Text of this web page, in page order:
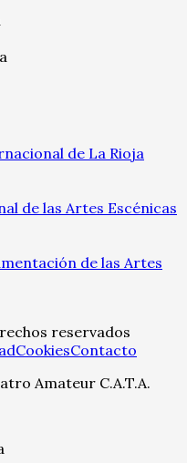
de La Rioja
de las Artes Escénicas
de las Artes
reservados
CookiesContacto
Amateur C.A.T.A.